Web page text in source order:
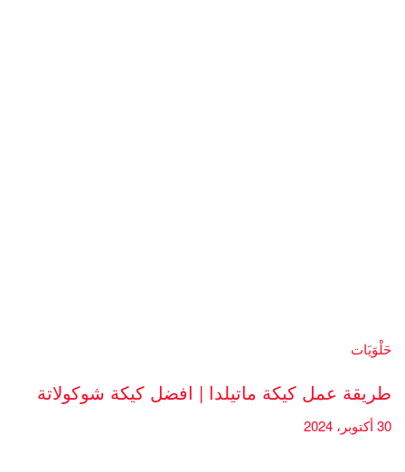
حَلْوَيَات
طريقة عمل كيكة ماتيلدا | افضل كيكة شوكولاتة
30 أكتوبر، 2024